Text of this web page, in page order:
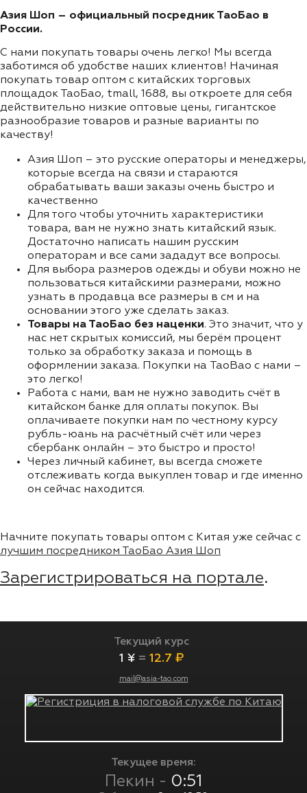
Азия Шоп – официальный посредник ТаоБао в
России.
С нами покупать товары очень легко! Мы всегда
заботимся об удобстве наших клиентов! Начиная
покупать товар оптом с китайских торговых
площадок ТаоБао, tmall, 1688, вы откроете для себя
действительно низкие оптовые цены, гигантское
разнообразие товаров и разные варианты по
качеству!
Азия Шоп – это русские операторы и менеджеры,
которые всегда на связи и стараются
обрабатывать ваши заказы очень быстро и
качественно
Для того чтобы уточнить характеристики
товара, вам не нужно знать китайский язык.
Достаточно написать нашим русским
операторам и все сами зададут все вопросы.
Для выбора размеров одежды и обуви можно не
пользоваться китайскими размерами, можно
узнать в продавца все размеры в см и на
основании этого уже сделать заказ.
Товары на ТаоБао без наценки. Это значит, что у
нас нет скрытых комиссий, мы берём процент
только за обработку заказа и помощь в
оформлении заказа. Покупки на TaoBao с нами –
это легко!
Работа с нами, вам не нужно заводить счёт в
китайском банке для оплаты покупок. Вы
оплачиваете покупки нам по честному курсу
рубль-юань на расчётный счёт или через
сбербанк онлайн – это быстро и просто!
Через личный кабинет, вы всегда сможете
отслеживать когда выкуплен товар и где именно
он сейчас находится.
Начните покупать товары оптом с Китая уже сейчас с
лучшим посредником ТаоБао Азия Шоп
Зарегистрироваться на портале.
Текущий курс
1 ¥ = 12.7 ₽
mail@asia-tao.com
Текущее время:
Пекин - 0:51